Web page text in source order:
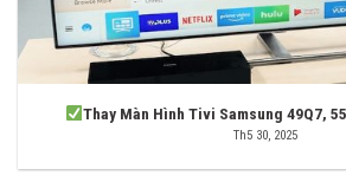
Thay Màn Hình Tivi Samsung 49Q7,
Th5 30, 2025